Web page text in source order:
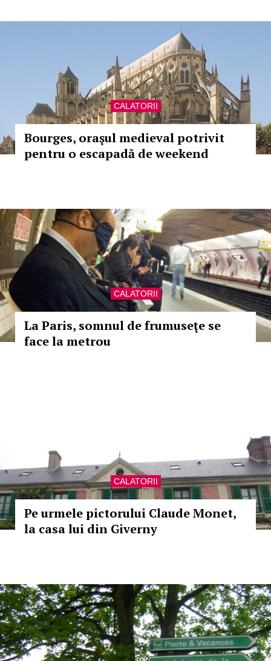
CALATORII
Bourges, oraşul medieval potrivit
pentru o escapadă de weekend
CALATORII
La Paris, somnul de frumuseţe se
face la metrou
CALATORII
Pe urmele pictorului Claude Monet,
la casa lui din Giverny